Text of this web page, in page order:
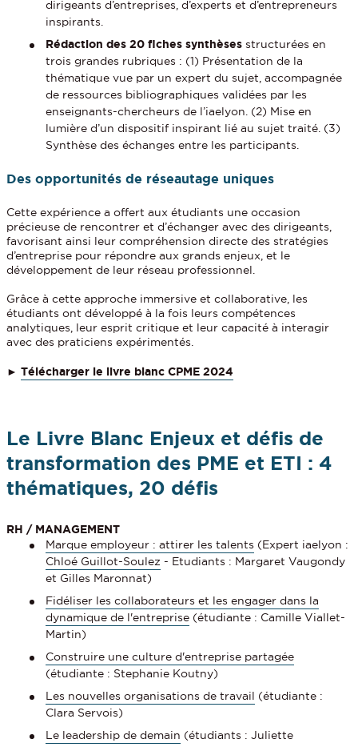
dirigeants d’entreprises, d’experts et d’entrepreneurs
inspirants.
Rédaction des 20 fiches synthèses structurées en
trois grandes rubriques : (1) Présentation de la
thématique vue par un expert du sujet, accompagnée
de ressources bibliographiques validées par les
enseignants-chercheurs de l’iaelyon. (2) Mise en
lumière d’un dispositif inspirant lié au sujet traité. (3)
Synthèse des échanges entre les participants.
Des opportunités de réseautage uniques
Cette expérience a offert aux étudiants une occasion
précieuse de rencontrer et d’échanger avec des dirigeants,
favorisant ainsi leur compréhension directe des stratégies
d’entreprise pour répondre aux grands enjeux, et le
développement de leur réseau professionnel.
Grâce à cette approche immersive et collaborative, les
étudiants ont développé à la fois leurs compétences
analytiques, leur esprit critique et leur capacité à interagir
avec des praticiens expérimentés.
►Télécharger le livre blanc CPME 2024
Le Livre Blanc Enjeux et défis de
transformation des PME et ETI : 4
thématiques, 20 défis
RH / MANAGEMENT
Marque employeur : attirer les talents (Expert iaelyon :
Chloé Guillot-Soulez - Etudiants : Margaret Vaugondy
et Gilles Maronnat)
Fidéliser les collaborateurs et les engager dans la
dynamique de l'entreprise (étudiante : Camille Viallet-
Martin)
Construire une culture d'entreprise partagée
(étudiante : Stephanie Koutny)
Les nouvelles organisations de travail (étudiante :
Clara Servois)
Le leadership de demain (étudiants : Juliette